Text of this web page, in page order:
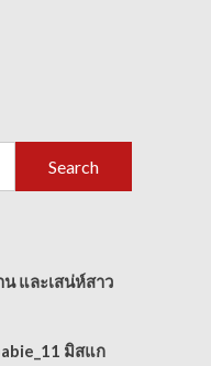
Search
น และเสน่ห์สาว
มิสแก